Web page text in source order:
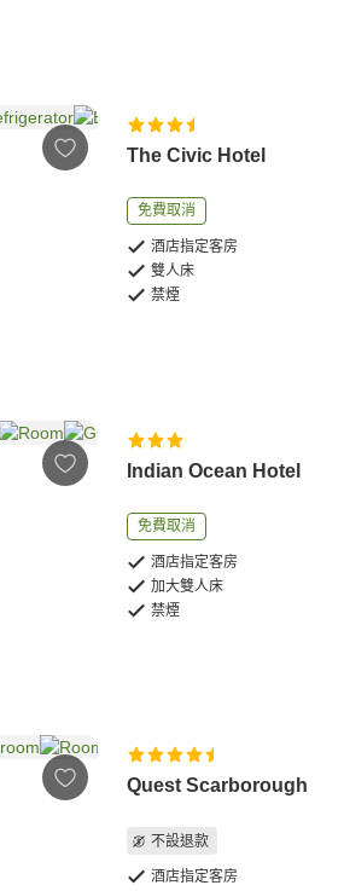
The Civic Hotel
免費取消
酒店指定客房
雙人床
禁煙
Indian Ocean Hotel
免費取消
酒店指定客房
加大雙人床
禁煙
Quest Scarborough
不設退款
酒店指定客房